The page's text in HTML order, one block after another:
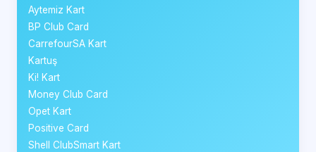
Aytemiz Kart
BP Club Card
CarrefourSA Kart
Kartuş
Ki! Kart
Money Club Card
Opet Kart
Positive Card
Shell ClubSmart Kart